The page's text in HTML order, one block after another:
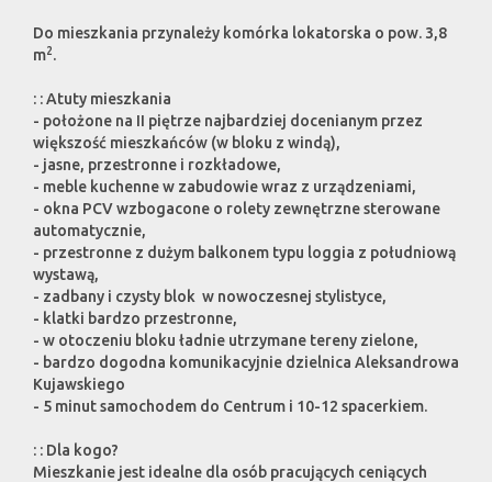
Do mieszkania przynależy komórka lokatorska o pow. 3,8
m2.
: : Atuty mieszkania
- położone na II piętrze najbardziej docenianym przez
większość mieszkańców (w bloku z windą),
- jasne, przestronne i rozkładowe,
- meble kuchenne w zabudowie wraz z urządzeniami,
- okna PCV wzbogacone o rolety zewnętrzne sterowane
automatycznie,
- przestronne z dużym balkonem typu loggia z południową
wystawą,
- zadbany i czysty blok w nowoczesnej stylistyce,
- klatki bardzo przestronne,
- w otoczeniu bloku ładnie utrzymane tereny zielone,
- bardzo dogodna komunikacyjnie dzielnica Aleksandrowa
Kujawskiego
- 5 minut samochodem do Centrum i 10-12 spacerkiem.
: : Dla kogo?
Mieszkanie jest idealne dla osób pracujących ceniących